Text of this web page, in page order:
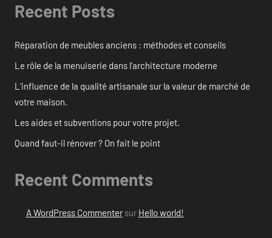
Recent Posts
Réparation de meubles anciens : méthodes et conseils
Le rôle de la menuiserie dans l’architecture moderne
L’influence de la qualité artisanale sur la valeur de marché de
votre maison.
Les aides et subventions pour votre projet.
Quand faut-il rénover ? On fait le point
Recent Comments
A WordPress Commentersur Hello world!